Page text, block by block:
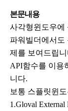
본문내용
사각형윈도우에
파워빌더에서도
제를 보여드립니
API함수를 이용
니다.
보통 스플릿윈
1.Gloval